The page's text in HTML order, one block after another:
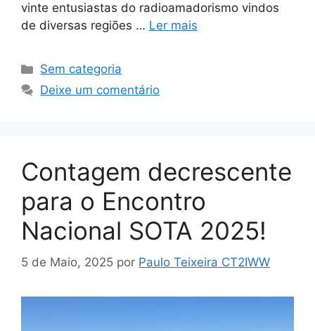
vinte entusiastas do radioamadorismo vindos
de diversas regiões … Ler mais
Categorias
Sem categoria
Deixe um comentário
Contagem decrescente
para o Encontro
Nacional SOTA 2025!
5 de Maio, 2025 por Paulo Teixeira CT2IWW